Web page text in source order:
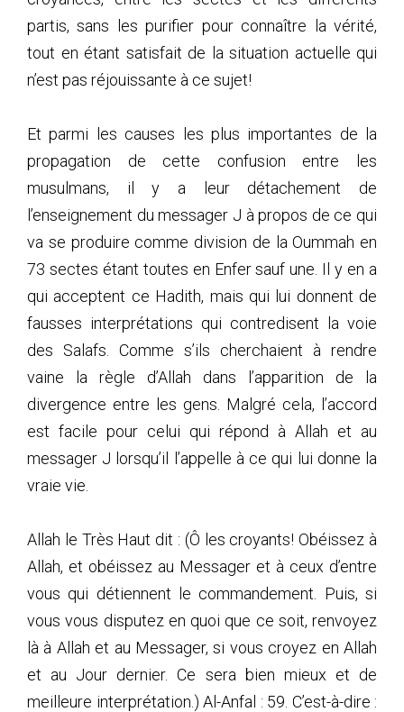
partis, sans les purifier pour connaître la vérité,
tout en étant satisfait de la situation actuelle qui
n’est pas réjouissante à ce sujet!
Et parmi les causes les plus importantes de la
propagation de cette confusion entre les
musulmans, il y a leur détachement de
l’enseignement du messager J à propos de ce qui
va se produire comme division de la Oummah en
73 sectes étant toutes en Enfer sauf une. Il y en a
qui acceptent ce Hadith, mais qui lui donnent de
fausses interprétations qui contredisent la voie
des Salafs. Comme s’ils cherchaient à rendre
vaine la règle d’Allah dans l’apparition de la
divergence entre les gens. Malgré cela, l’accord
est facile pour celui qui répond à Allah et au
messager J lorsqu’il l’appelle à ce qui lui donne la
vraie vie.
Allah le Très Haut dit : (Ô les croyants! Obéissez à
Allah, et obéissez au Messager et à ceux d’entre
vous qui détiennent le commandement. Puis, si
vous vous disputez en quoi que ce soit, renvoyez
là à Allah et au Messager, si vous croyez en Allah
et au Jour dernier. Ce sera bien mieux et de
meilleure interprétation.) Al-Anfal : 59. C’est-à-dire :